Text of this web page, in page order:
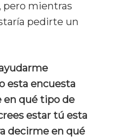
pero mientras
pedirte un
esta encuesta
en qué tipo de
estar tú esta
decirme en qué